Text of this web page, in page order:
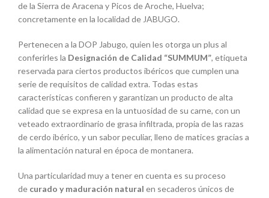
de la Sierra de Aracena y Picos de Aroche, Huelva;
concretamente en la localidad de JABUGO.
Pertenecen a la DOP Jabugo, quien les otorga un plus al
conferirles la Designación de Calidad “SUMMUM”, etiqueta
reservada para ciertos productos ibéricos que cumplen una
serie de requisitos de calidad extra. Todas estas
características confieren y garantizan un producto de alta
calidad que se expresa en la untuosidad de su carne, con un
veteado extraordinario de grasa infiltrada, propia de las razas
de cerdo ibérico, y un sabor peculiar, lleno de matices gracias a
la alimentación natural en época de montanera.
Una particularidad muy a tener en cuenta es su proceso
de curado y maduración natural en secaderos únicos de